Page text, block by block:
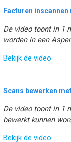
Facturen
De video toont in 1
worden in een
Bekijk de video
Scans bewerken
De video toont in 1
bewerkt kunnen
Bekijk de video